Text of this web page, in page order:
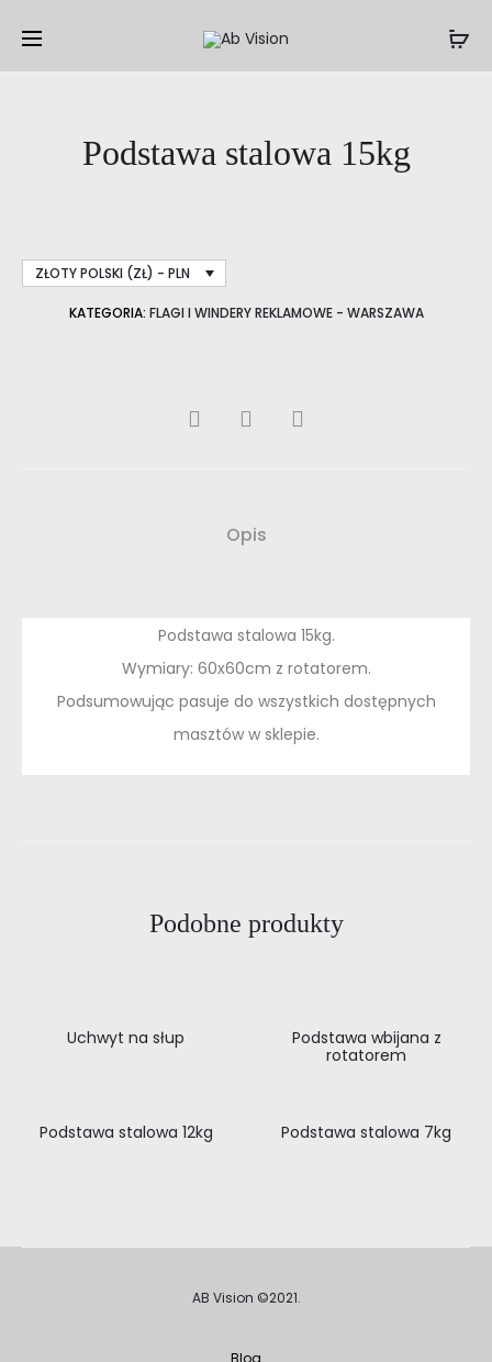
Podstawa stalowa 15kg
ZŁOTY POLSKI (ZŁ) - PLN
KATEGORIA: FLAGI I WINDERY REKLAMOWE - WARSZAWA
SHARE
Opis
Podstawa stalowa 15kg.
Wymiary: 60x60cm z rotatorem.
Podsumowując pasuje do wszystkich dostępnych
masztów w sklepie.
Podobne produkty
Uchwyt na słup
Podstawa wbijana z
rotatorem
Podstawa stalowa 12kg Podstawa stalowa 7kg
AB Vision ©2021.
Blog